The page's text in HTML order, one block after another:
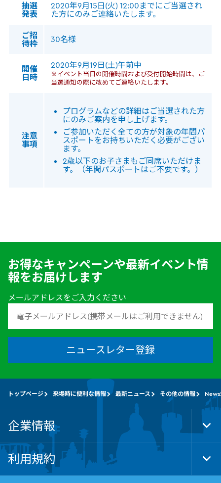
抽選
発表
2020年9月15日(火) 12:00までにご当選され
た方にのみご連絡いたします。
ご招
待枠
30名様
開催
日時
2020年9月19日(土)午前中
※イベント当日の開催時間および受付開始時間は、ご
当選通知の際に改めてご連絡いたします。
注意
事項
プログラムなどの詳細はご当選された方
にのみご案内を申し上げます。
ご参加いただく全ての方が対象の年間パ
スポートをお持ちいただく必要がござい
ます。
2歳以下のお子さまもご同席いただけま
す。（年間パスポートはご不要です。）
お得なキャンペーンや最新イベント情
報をお届けします
メールアドレスをご入力ください
ニュースレター登録
トップページ 来場時に便利な情報 最新ニュース その他の情報
企業情報
利用規約